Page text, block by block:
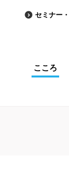
セミナー
こころ